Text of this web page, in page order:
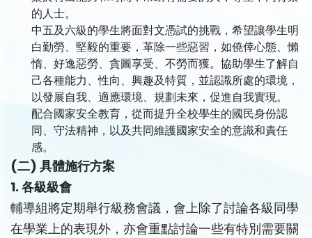
的人士。
中五及六級的學生將面對文憑試的挑戰，希望讓學生明
白勤勞、堅毅的重要，革除一些惡習，如僥倖心態、懶
惰、好逸惡勞、貪圖享受、不勞而獲。協助學生了解自
己各種能力、性向、興趣及特質，並認識所處的環境，
以發展自我、適應環境、規劃未來，促進自我實現。
配合國家安全教育，從而提升全校學生的國民身份認
同、守法精神，以及共同維護國家安全的意識和責任
感。
(二) 具體施行方案
1. 各級級會
輔導組將定期舉行級務會議，會上除了討論各級同學
在學業上的表現外，亦會重點討論一些有特別需要關